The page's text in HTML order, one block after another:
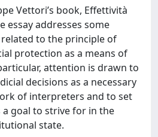
Vettori’s book, Effettività
essay addresses some
to the principle of
protection as a means of
attention is drawn to
decisions as a necessary
of interpreters and to set
goal to strive for in the
state.